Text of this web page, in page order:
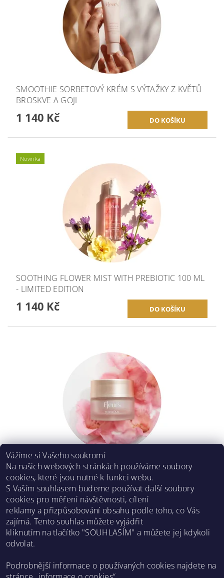
SMOOTHIE SORBETOVÝ KRÉM S VÝTAŽKY Z KVĚTŮ
BROSKVE A GOJI
1 140 Kč
Novinka
SOOTHING FLOWER MIST WITH PREBIOTIC 100 ML
- LIMITED EDITION
1 140 Kč
SUPREME MOISTURIZING CREAM - 50 ML
1 380 Kč
1 2 3 4
Vážíme si Vašeho soukromí
Na našich webových stránkách používáme soubory
cookies, které jsou nutné k funkci webu.
S Vaším souhlasem budeme používat další soubory
cookies pro měření návštěvnosti, cílení
reklamy a přizpůsobování obsahu podle toho, co Vás
zajímá. Tento souhlas můžete vyjádřit
kliknutím na tlačítko "SOUHLASÍM" a můžete jej kdykoli
odvolat.
Podrobnější informace o používaných cookies najdete na